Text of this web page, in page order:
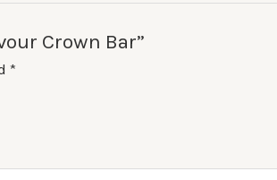
Crown Bar”
*